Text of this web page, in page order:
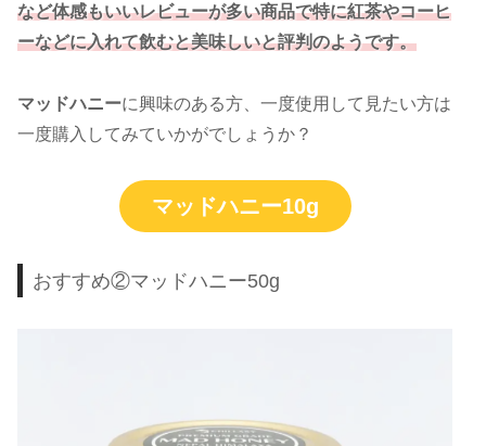
など体感もいいレビューが多い商品で特に紅茶やコーヒ
ーなどに入れて飲むと美味しいと評判のようです。
マッドハニーに興味のある方、一度使用して見たい方は
一度購入してみていかがでしょうか？
マッドハニー10g
おすすめ②マッドハニー50g